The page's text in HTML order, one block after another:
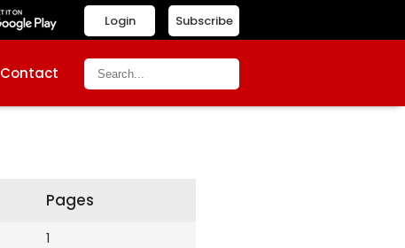
Subscribe
Login
Contact
Pages
1